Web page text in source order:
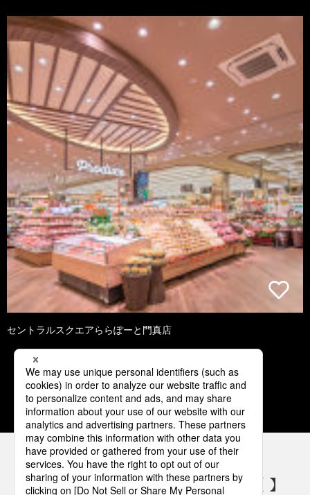
セントラルスクエアららぽーと門真店
1 2 3 4 5
パナソニックの電気設備 SNSアカウント